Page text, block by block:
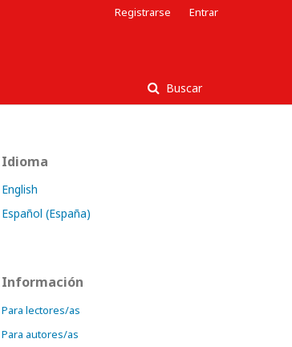
Buscar
Registrarse Entrar
Idioma
English
Español (España)
Información
Para lectores/as
Para autores/as